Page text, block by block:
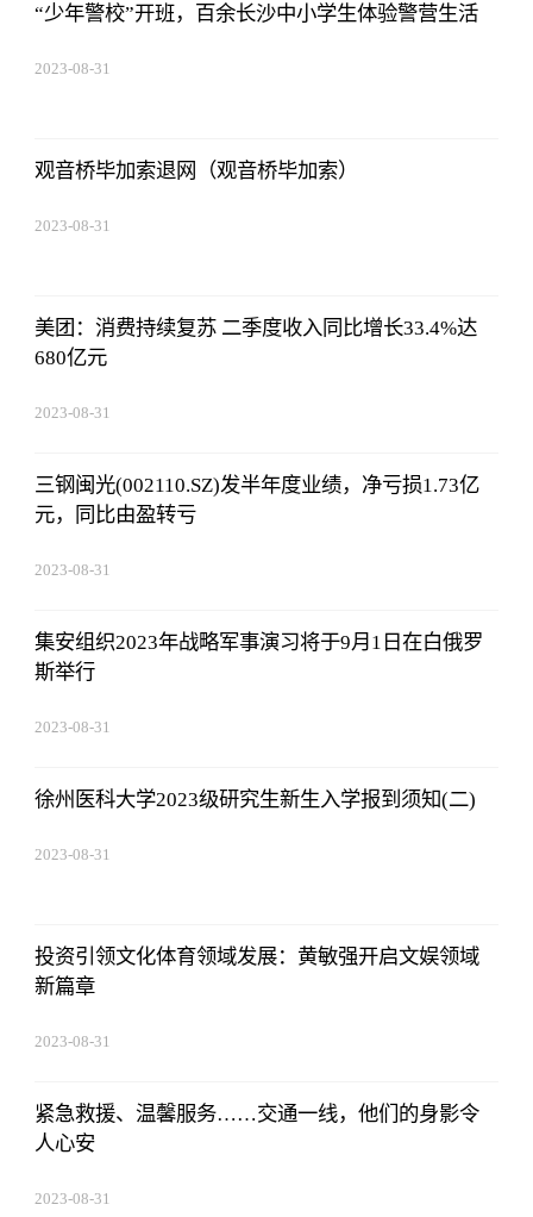
“少年警校”开班，百余长沙中小学生体验警营生活
2023-08-31
观音桥毕加索退网（观音桥毕加索）
2023-08-31
美团：消费持续复苏 二季度收入同比增长33.4%达
680亿元
2023-08-31
三钢闽光(002110.SZ)发半年度业绩，净亏损1.73亿
元，同比由盈转亏
2023-08-31
集安组织2023年战略军事演习将于9月1日在白俄罗
斯举行
2023-08-31
徐州医科大学2023级研究生新生入学报到须知(二)
2023-08-31
投资引领文化体育领域发展：黄敏强开启文娱领域
新篇章
2023-08-31
紧急救援、温馨服务……交通一线，他们的身影令
人心安
2023-08-31